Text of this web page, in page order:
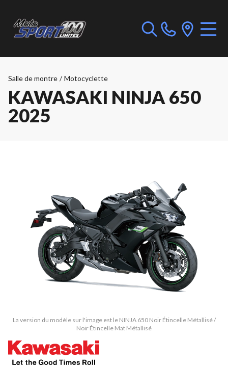
Salle de montre / Motocyclette
KAWASAKI NINJA 650
2025
La version du modèle sur l'image est le NINJA 650 Noir Étincelle Métallisé /
Noir Étincelle Mat Métallisé